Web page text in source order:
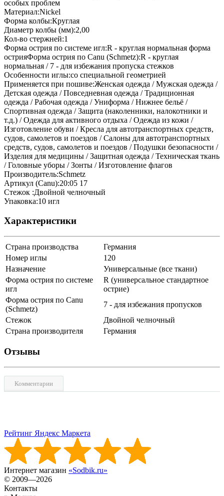
особых проблем
Материал:Nickel
Форма колбы:Круглая
Диаметр колбы (мм):2,00
Кол-во стержней:1
Форма острия по системе игл:R - круглая нормальная форма
острияФорма острия по Canu (Schmetz):R - круглая
нормальная / 7 - для избежания пропуска стежков
Особенности иглы:со специальной геометрией
Применяется при пошиве:Женская одежда / Мужская одежда /
Детская одежда / Повседневная одежда / Традиционная
одежда / Рабочая одежда / Униформа / Нижнее бельё /
Спортивная одежда / Защита (наколенники, налокотники и
т.д.) / Одежда для активного отдыха / Одежда из кожи /
Изготовление обуви / Кресла для автотранспортных средств,
судов, самолетов и поездов / Салоны для автотранспортных
средств, судов, самолетов и поездов / Подушки безопасности /
Изделия для медицины / Защитная одежда / Техническая ткань
/ Головные уборы / Зонты / Изготовление флагов
Производитель:Schmetz
Артикул (Canu):20:05 17
Стежок :Двойной челночный
Упаковка:10 игл
Характеристики
Страна производства
Германия
Номер иглы
120
Назначение
Универсальные (все ткани)
Форма острия по системе
игл
R (универсальное стандартное
острие)
Форма острия по Canu
(Schmetz)
7 - для избежания пропусков
Стежок
Двойной челночный
Страна производителя
Германия
Отзывы
Комментарии
Рейтинг Яндекс Маркета
Интернет магазин «Sodbik.ru»
© 2009—2026
Контакты